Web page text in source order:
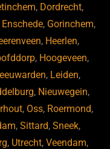
, Dordrecht,
Enschede, Gorinchem,
, Heerlen,
, Hoogeveen,
, Leiden,
, Nieuwegein,
, Oss, Roermond,
, Sittard, Sneek,
, Utrecht,Veendam,